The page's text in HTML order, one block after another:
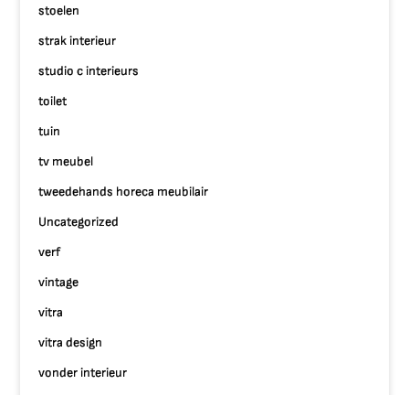
stoelen
strak interieur
studio c interieurs
toilet
tuin
tv meubel
tweedehands horeca meubilair
Uncategorized
verf
vintage
vitra
vitra design
vonder interieur